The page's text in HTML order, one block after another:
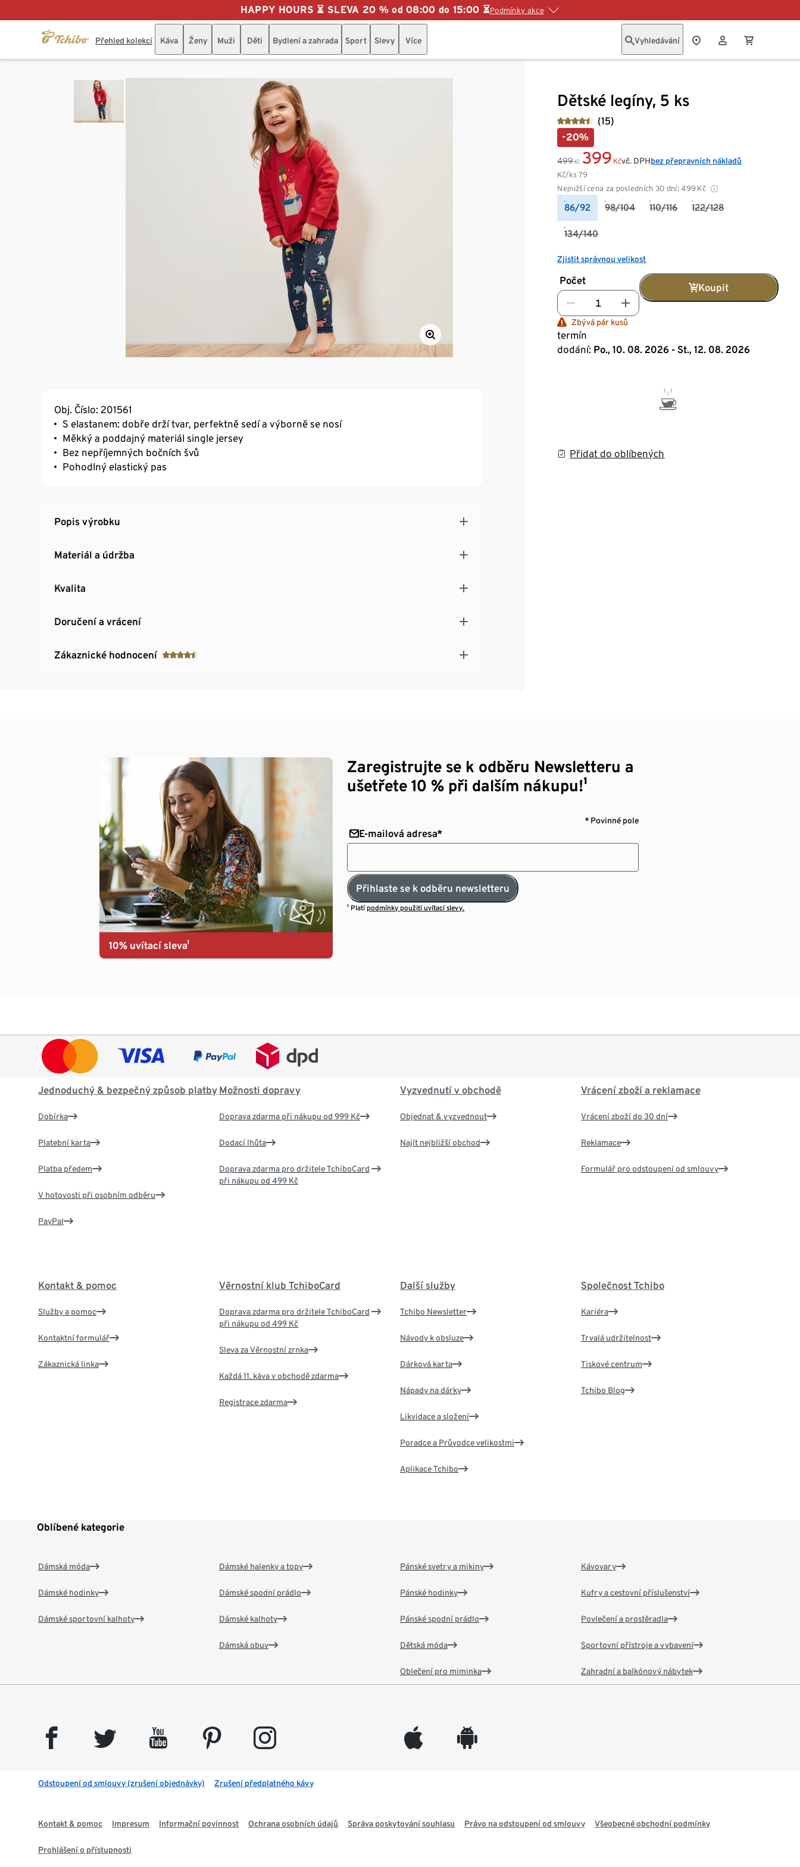
HAPPY HOURS ⏳ SLEVA 20 % od 08:00 do 15:00 ⏳Podmínky akce
Přehled kolekcí Káva Ženy Muži Děti Bydlení a zahrada Sport Slevy Více Vyhledávání
Dětské legíny, 5 ks
(15)
-20%
499 Kč 399 Kč
Kč/ks79
Nejnižší cena za posledních 30 dní: 499 Kč
vč. DPHbez přepravních nákladů
86/92 98/104 110/116 122/128
134/140
Zjistit správnou velikost
Počet
Koupit
Zbývá pár kusů
termín
dodání: Po., 10. 08. 2026 - St., 12. 08. 2026
Přidat do oblíbených
Obj. Číslo: 201561
S elastanem: dobře drží tvar, perfektně sedí a výborně se nosí
Měkký a poddajný materiál single jersey
Bez nepříjemných bočních švů
Pohodlný elastický pas
Popis výrobku
Materiál a údržba
Kvalita
Doručení a vrácení
Zákaznické hodnocení
10% uvítací sleva¹
Zaregistrujte se k odběru Newsletteru a
ušetřete 10 % při dalším nákupu!¹
* Povinné pole
E-mailová adresa*
Přihlaste se k odběru newsletteru
¹ Platí podmínky použití uvítací slevy.
Jednoduchý & bezpečný způsob platby
Dobírka
Platební karta
Platba předem
V hotovosti při osobním odběru
PayPal
Možnosti dopravy
Doprava zdarma při nákupu od 999 Kč
Dodací lhůta
Doprava zdarma pro držitele TchiboCard
při nákupu od 499 Kč
Vyzvednutí v obchodě
Objednat & vyzvednout
Najít nejbližší obchod
Vrácení zboží a reklamace
Vrácení zboží do 30 dní
Reklamace
Formulář pro odstoupení od smlouvy
Kontakt & pomoc
Služby a pomoc
Kontaktní formulář
Zákaznická linka
Věrnostní klub TchiboCard
Doprava zdarma pro držitele TchiboCard
při nákupu od 499 Kč
Sleva za Věrnostní zrnka
Každá 11. káva v obchodě zdarma
Registrace zdarma
Další služby
Tchibo Newsletter
Návody k obsluze
Dárková karta
Nápady na dárky
Likvidace a složení
Poradce a Průvodce velikostmi
Aplikace Tchibo
Společnost Tchibo
Kariéra
Trvalá udržitelnost
Tiskové centrum
Tchibo Blog
Oblíbené kategorie
Dámská móda
Dámské hodinky
Dámské sportovní kalhoty
Dámské halenky a topy
Dámské spodní prádlo
Dámské kalhoty
Dámská obuv
Pánské svetry a mikiny
Pánské hodinky
Pánské spodní prádlo
Dětská móda
Oblečení pro miminka
Kávovary
Kufry a cestovní příslušenství
Povlečení a prostěradla
Sportovní přístroje a vybavení
Zahradní a balkónový nábytek
facebook twitter youtube pinterest instagram appleinc android
Odstoupení od smlouvy (zrušení objednávky) Zrušení předplatného kávy
Kontakt & pomoc Impresum Informační povinnost Ochrana osobních údajů Správa poskytování souhlasu Právo na odstoupení od smlouvy Všeobecné obchodní podmínky
Prohlášení o přístupnosti